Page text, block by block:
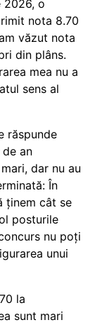
2026, o
nota 8.70
văzut nota
din plâns.
mea nu a
sens al
răspunde
an
dar nu au
În
ținem cât se
posturile
nu poți
unui
la
sunt mari